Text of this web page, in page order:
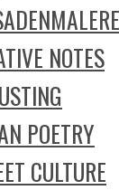
NOTES
POETRY
CULTURE